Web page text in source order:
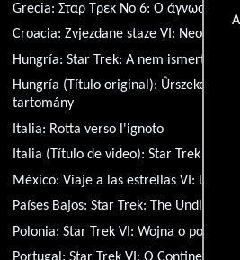
Grecia:Σταρ Τρεκ Νο 6: Ο άγνωστος
Croacia:Zvjezdane staze VI:
Hungría:Star Trek: A nem ismert
Hungría (Título original): Ûrszekerek
tartomány
Italia: Rotta verso l'ignoto
Italia (Título de video):Star Trek VI -
México:Viaje a las estrellas VI: La
Países Bajos:Star Trek: The
Polonia:Star Trek VI: Wojna o pokój